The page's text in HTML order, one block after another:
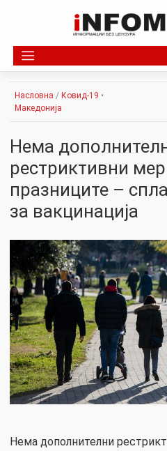
Насловна / Ковид-19 •
Македонија
Нема
рестриктивни
празниците –
за вакцинација
Нема дополнителни